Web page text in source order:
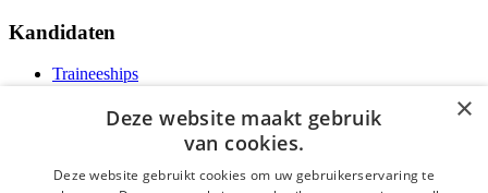
Kandidaten
Traineeships
Over Vacatures Overheid Online
YoungCapital IOS App
YoungCapital Android App
×
Deze website maakt gebruik
van cookies.
Deze website gebruikt cookies om uw gebruikerservaring te